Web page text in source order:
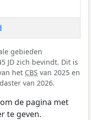
gebieden
JD zich bevindt. Dit is
het CBS van 2025 en
van 2026.
de pagina met
te geven.